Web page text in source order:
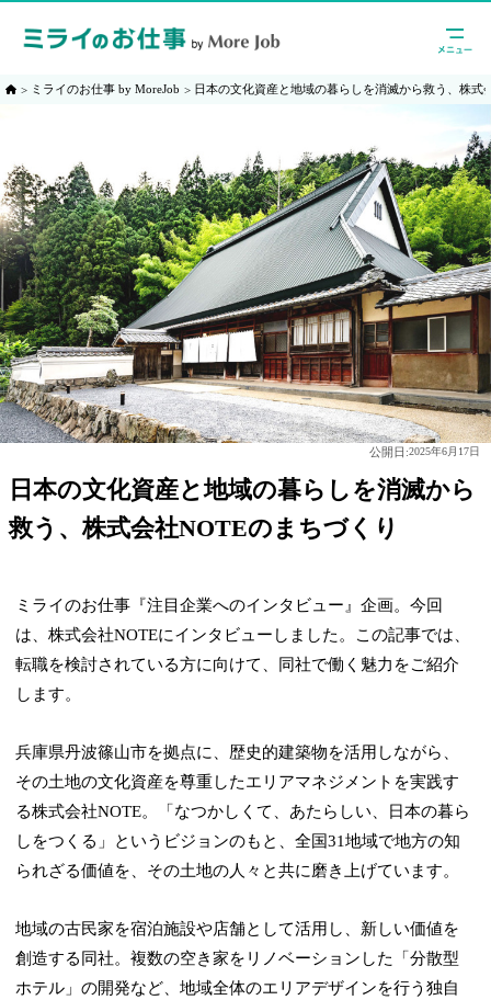
ミライのお仕事 by MoreJob 日本の文化資産と地域の暮らしを消滅から救う、株式
公開日:2025年6月17日
日本の文化資産と地域の暮らしを消滅から
救う、株式会社NOTEのまちづくり
ミライのお仕事『注目企業へのインタビュー』企画。今回
は、株式会社NOTEにインタビューしました。この記事では、
転職を検討されている方に向けて、同社で働く魅力をご紹介
します。
兵庫県丹波篠山市を拠点に、歴史的建築物を活用しながら、
その土地の文化資産を尊重したエリアマネジメントを実践す
る株式会社NOTE。「なつかしくて、あたらしい、日本の暮ら
しをつくる」というビジョンのもと、全国31地域で地方の知
られざる価値を、その土地の人々と共に磨き上げています。
地域の古民家を宿泊施設や店舗として活用し、新しい価値を
創造する同社。複数の空き家をリノベーションした「分散型
ホテル」の開発など、地域全体のエリアデザインを行う独自